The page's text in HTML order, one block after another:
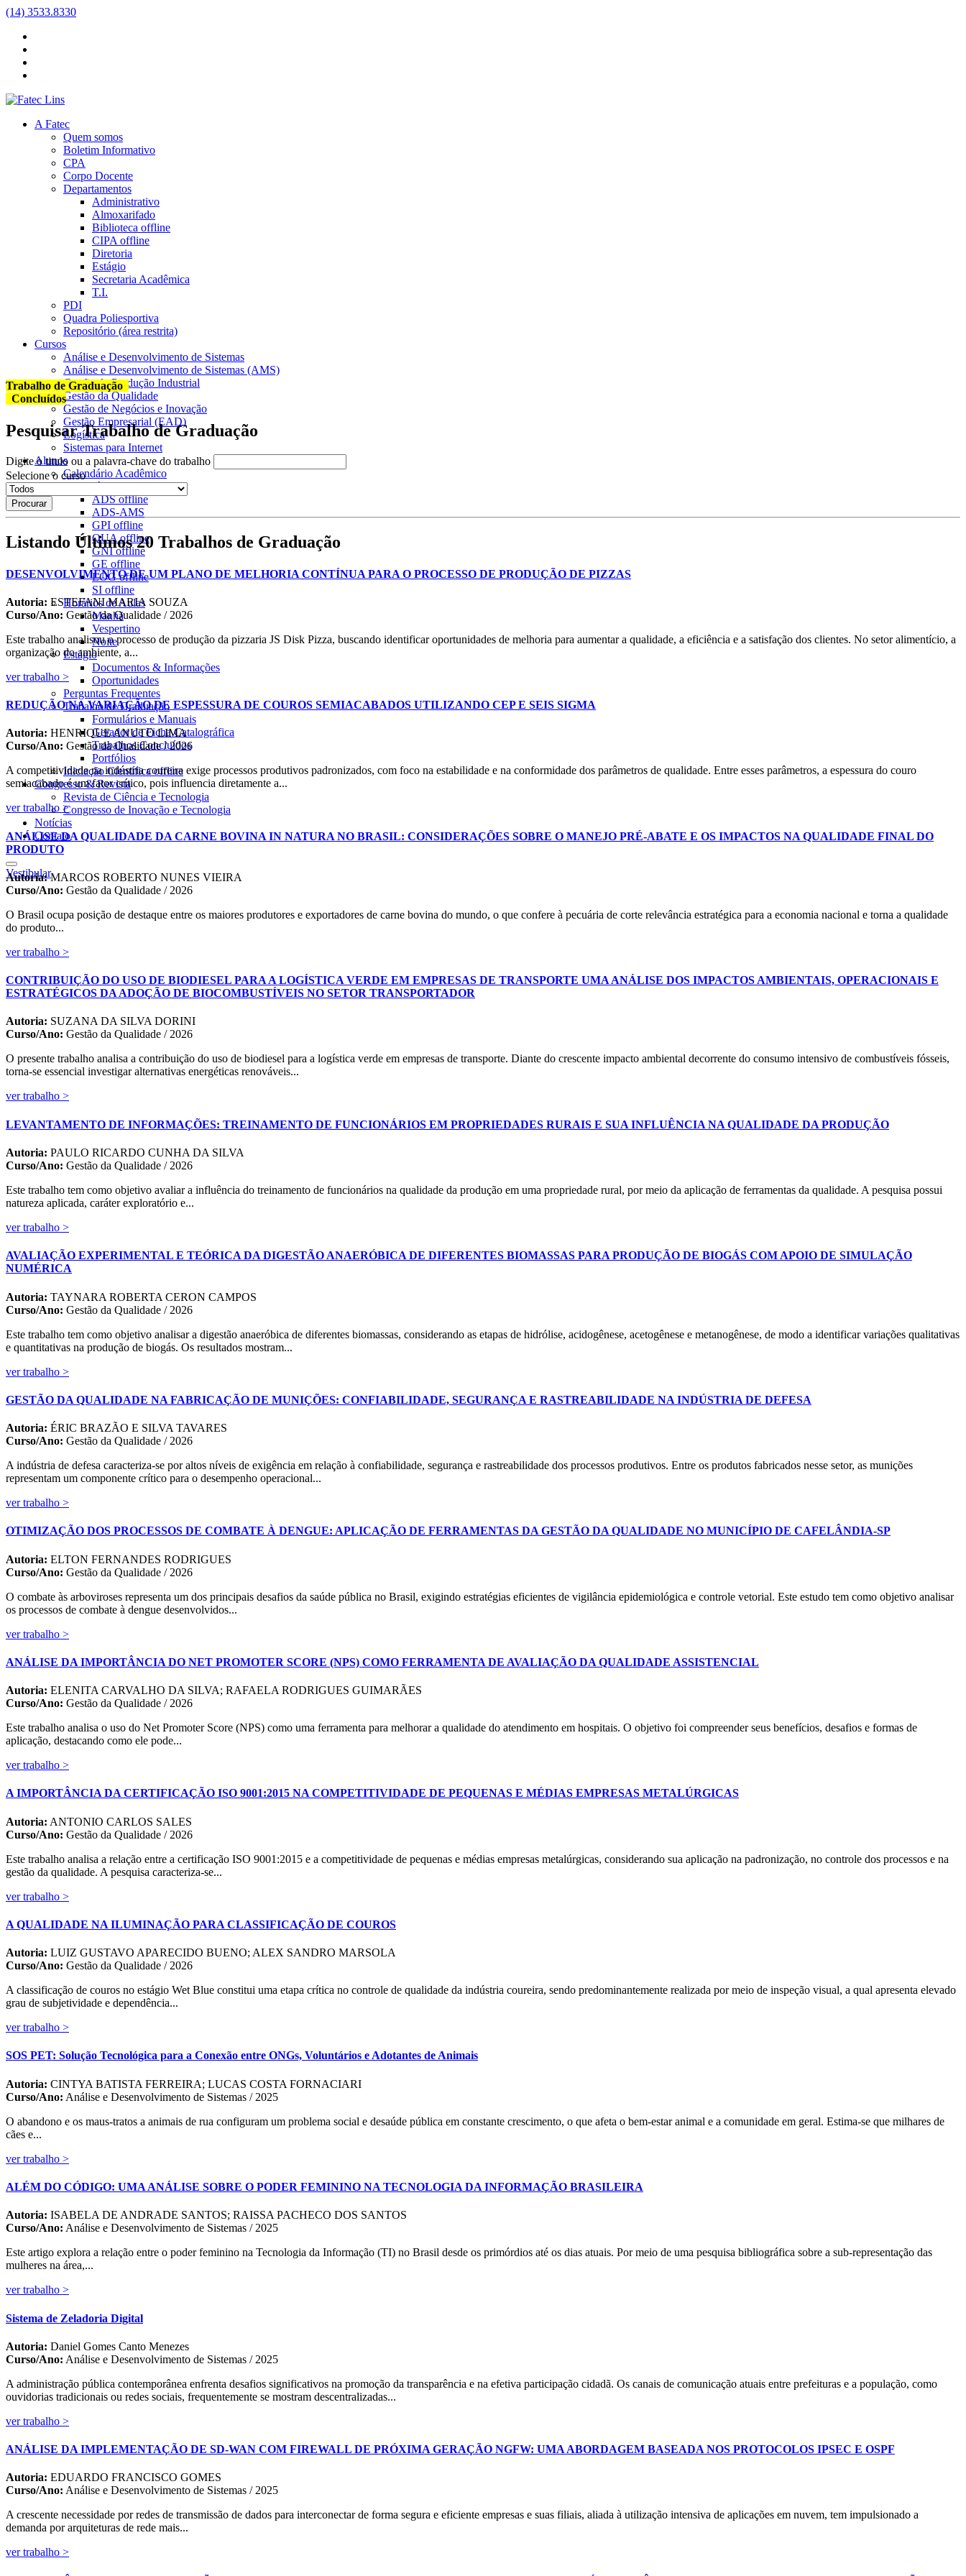
(14) 3533.8330
A Fatec
Quem somos
Boletim Informativo
CPA
Corpo Docente
Departamentos
Administrativo
Almoxarifado
Biblioteca offline
CIPA offline
Diretoria
Estágio
Secretaria Acadêmica
T.I.
PDI
Quadra Poliesportiva
Repositório (área restrita)
Cursos
Análise e Desenvolvimento de Sistemas
Análise e Desenvolvimento de Sistemas (AMS)
Gestão da Produção Industrial
Gestão da Qualidade
Gestão de Negócios e Inovação
Gestão Empresarial (EAD)
Logística
Sistemas para Internet
Alunos
Calendário Acadêmico
Calendário de Provas
ADSoffline
ADS-AMS
GPI offline
QUAoffline
GNIoffline
GE offline
LOGoffline
SI offline
Horários de Aulas
Manhã
Vespertino
Noite
Estágio
Documentos & Informações
Oportunidades
Perguntas Frequentes
Trabalho de Graduação
Formulários e Manuais
Gerador de Ficha Catalográfica
Trabalhos Concluídos
Portfólios
Iniciação Científicaoffline
Congresso & Revista
Revista de Ciência e Tecnologia
Congresso de Inovação e Tecnologia
Notícias
Contato
Vestibular
Trabalho de Graduação
Concluídos
Pesquisar Trabalho de Graduação
Digite o titulo ou a palavra-chave do trabalho
Selecione o curso
Listando Últimos 20 Trabalhos de Graduação
DESENVOLVIMENTO DE UM PLANO DE MELHORIA CONTÍNUA PARA O PROCESSO DE PRODUÇÃO DE PIZZAS
Autoria: ESTEFANI MARIA SOUZA
Curso/Ano: Gestão da Qualidade / 2026
Este trabalho analisou o processo de produção da pizzaria JS Disk Pizza, buscando identificar oportunidades de melhoria para aumentar a qualidade, a eficiência e a satisfação dos clientes. No setor alimentício, a
organização do ambiente, a...
ver trabalho >
REDUÇÃO NA VARIAÇÃO DE ESPESSURA DE COUROS SEMIACABADOS UTILIZANDO CEP E SEIS SIGMA
Autoria: HENRIQUE ANUTO LIMA
Curso/Ano: Gestão da Qualidade / 2026
A competitividade na indústria coureira exige processos produtivos padronizados, com foco na estabilidade e na conformidade dos parâmetros de qualidade. Entre esses parâmetros, a espessura do couro
semiacabado é um fator crítico, pois influencia diretamente a...
ver trabalho >
ANÁLISE DA QUALIDADE DA CARNE BOVINA IN NATURA NO BRASIL: CONSIDERAÇÕES SOBRE O MANEJO PRÉ-ABATE E OS IMPACTOS NA QUALIDADE FINAL DO
PRODUTO
Autoria:MARCOS ROBERTO NUNES VIEIRA
Curso/Ano: Gestão da Qualidade / 2026
O Brasil ocupa posição de destaque entre os maiores produtores e exportadores de carne bovina do mundo, o que confere à pecuária de corte relevância estratégica para a economia nacional e torna a qualidade
do produto...
ver trabalho >
CONTRIBUIÇÃO DO USO DE BIODIESEL PARA A LOGÍSTICA VERDE EM EMPRESAS DE TRANSPORTE UMA ANÁLISE DOS IMPACTOS AMBIENTAIS, OPERACIONAIS E
ESTRATÉGICOS DA ADOÇÃO DE BIOCOMBUSTÍVEIS NO SETOR TRANSPORTADOR
Autoria: SUZANA DA SILVA DORINI
Curso/Ano: Gestão da Qualidade / 2026
O presente trabalho analisa a contribuição do uso de biodiesel para a logística verde em empresas de transporte. Diante do crescente impacto ambiental decorrente do consumo intensivo de combustíveis fósseis,
torna-se essencial investigar alternativas energéticas renováveis...
ver trabalho >
LEVANTAMENTO DE INFORMAÇÕES: TREINAMENTO DE FUNCIONÁRIOS EM PROPRIEDADES RURAIS E SUA INFLUÊNCIA NA QUALIDADE DA PRODUÇÃO
Autoria: PAULO RICARDO CUNHA DA SILVA
Curso/Ano: Gestão da Qualidade / 2026
Este trabalho tem como objetivo avaliar a influência do treinamento de funcionários na qualidade da produção em uma propriedade rural, por meio da aplicação de ferramentas da qualidade. A pesquisa possui
natureza aplicada, caráter exploratório e...
ver trabalho >
AVALIAÇÃO EXPERIMENTAL E TEÓRICA DA DIGESTÃO ANAERÓBICA DE DIFERENTES BIOMASSAS PARA PRODUÇÃO DE BIOGÁS COM APOIO DE SIMULAÇÃO
NUMÉRICA
Autoria: TAYNARA ROBERTA CERON CAMPOS
Curso/Ano: Gestão da Qualidade / 2026
Este trabalho tem como objetivo analisar a digestão anaeróbica de diferentes biomassas, considerando as etapas de hidrólise, acidogênese, acetogênese e metanogênese, de modo a identificar variações qualitativas
e quantitativas na produção de biogás. Os resultados mostram...
ver trabalho >
GESTÃO DA QUALIDADE NA FABRICAÇÃO DE MUNIÇÕES: CONFIABILIDADE, SEGURANÇA E RASTREABILIDADE NA INDÚSTRIA DE DEFESA
Autoria: ÉRIC BRAZÃO E SILVA TAVARES
Curso/Ano: Gestão da Qualidade / 2026
A indústria de defesa caracteriza-se por altos níveis de exigência em relação à confiabilidade, segurança e rastreabilidade dos processos produtivos. Entre os produtos fabricados nesse setor, as munições
representam um componente crítico para o desempenho operacional...
ver trabalho >
OTIMIZAÇÃO DOS PROCESSOS DE COMBATE À DENGUE: APLICAÇÃO DE FERRAMENTAS DA GESTÃO DA QUALIDADE NO MUNICÍPIO DE CAFELÂNDIA-SP
Autoria: ELTON FERNANDES RODRIGUES
Curso/Ano: Gestão da Qualidade / 2026
O combate às arboviroses representa um dos principais desafios da saúde pública no Brasil, exigindo estratégias eficientes de vigilância epidemiológica e controle vetorial. Este estudo tem como objetivo analisar
os processos de combate à dengue desenvolvidos...
ver trabalho >
ANÁLISE DA IMPORTÂNCIA DO NET PROMOTER SCORE (NPS) COMO FERRAMENTA DE AVALIAÇÃO DA QUALIDADE ASSISTENCIAL
Autoria: ELENITA CARVALHO DA SILVA; RAFAELA RODRIGUES GUIMARÃES
Curso/Ano: Gestão da Qualidade / 2026
Este trabalho analisa o uso do Net Promoter Score (NPS) como uma ferramenta para melhorar a qualidade do atendimento em hospitais. O objetivo foi compreender seus benefícios, desafios e formas de
aplicação, destacando como ele pode...
ver trabalho >
A IMPORTÂNCIA DA CERTIFICAÇÃO ISO 9001:2015 NA COMPETITIVIDADE DE PEQUENAS E MÉDIAS EMPRESAS METALÚRGICAS
Autoria: ANTONIO CARLOS SALES
Curso/Ano: Gestão da Qualidade / 2026
Este trabalho analisa a relação entre a certificação ISO 9001:2015 e a competitividade de pequenas e médias empresas metalúrgicas, considerando sua aplicação na padronização, no controle dos processos e na
gestão da qualidade. A pesquisa caracteriza-se...
ver trabalho >
A QUALIDADE NA ILUMINAÇÃO PARA CLASSIFICAÇÃO DE COUROS
Autoria: LUIZ GUSTAVO APARECIDO BUENO; ALEX SANDRO MARSOLA
Curso/Ano: Gestão da Qualidade / 2026
A classificação de couros no estágio Wet Blue constitui uma etapa crítica no controle de qualidade da indústria coureira, sendo predominantemente realizada por meio de inspeção visual, a qual apresenta elevado
grau de subjetividade e dependência...
ver trabalho >
SOS PET: Solução Tecnológica para a Conexão entre ONGs, Voluntários e Adotantes de Animais
Autoria: CINTYA BATISTA FERREIRA; LUCAS COSTA FORNACIARI
Curso/Ano: Análise e Desenvolvimento de Sistemas / 2025
O abandono e os maus-tratos a animais de rua configuram um problema social e desaúde pública em constante crescimento, o que afeta o bem-estar animal e a comunidade em geral. Estima-se que milhares de
cães e...
ver trabalho >
ALÉM DO CÓDIGO: UMA ANÁLISE SOBRE O PODER FEMININO NA TECNOLOGIA DA INFORMAÇÃO BRASILEIRA
Autoria: ISABELA DE ANDRADE SANTOS; RAISSA PACHECO DOS SANTOS
Curso/Ano: Análise e Desenvolvimento de Sistemas / 2025
Este artigo explora a relação entre o poder feminino na Tecnologia da Informação (TI) no Brasil desde os primórdios até os dias atuais. Por meio de uma pesquisa bibliográfica sobre a sub-representação das
mulheres na área,...
ver trabalho >
Sistema de Zeladoria Digital
Autoria: Daniel Gomes Canto Menezes
Curso/Ano: Análise e Desenvolvimento de Sistemas / 2025
A administração pública contemporânea enfrenta desafios significativos na promoção da transparência e na efetiva participação cidadã. Os canais de comunicação atuais entre prefeituras e a população, como
ouvidorias tradicionais ou redes sociais, frequentemente se mostram descentralizadas...
ver trabalho >
ANÁLISE DA IMPLEMENTAÇÃO DE SD-WAN COM FIREWALL DE PRÓXIMA GERAÇÃO NGFW: UMA ABORDAGEM BASEADA NOS PROTOCOLOS IPSEC E OSPF
Autoria: EDUARDO FRANCISCO GOMES
Curso/Ano: Análise e Desenvolvimento de Sistemas / 2025
A crescente necessidade por redes de transmissão de dados para interconectar de forma segura e eficiente empresas e suas filiais, aliada à utilização intensiva de aplicações em nuvem, tem impulsionado a
demanda por arquiteturas de rede mais...
ver trabalho >